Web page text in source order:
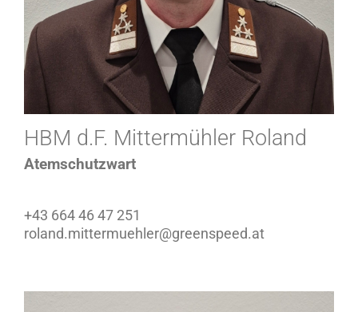
HBM d.F. Mittermühler Roland
Atemschutzwart
+43 664 46 47 251
roland.mittermuehler@greenspeed.at